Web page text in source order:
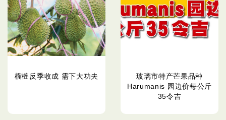
榴梿反季收成 需下大功夫
玻璃市特产芒果品种
Harumanis 园边价每公斤
35令吉